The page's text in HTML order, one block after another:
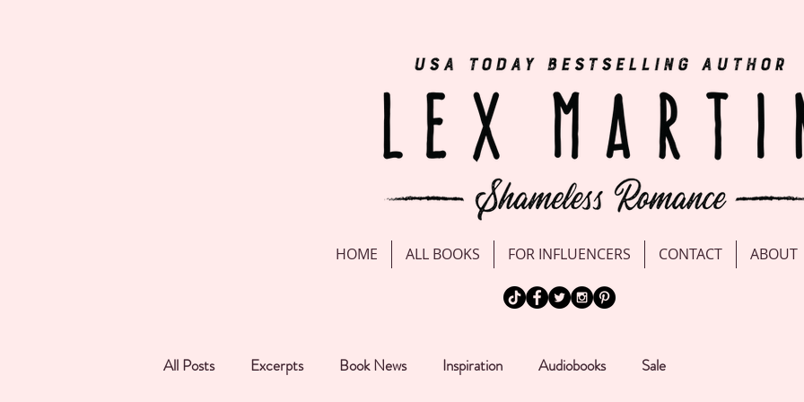
HOME ALL BOOKS FOR INFLUENCERS CONTACT ABOUT
All Posts Excerpts Book News Inspiration Audiobooks Sale